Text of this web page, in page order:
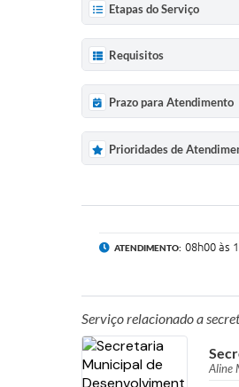
Etapas do Serviço
Requisitos
Prazo para Atendimento
Prioridades de
ATENDIMENTO: 08h00 às
Serviço relacionado a
Aline